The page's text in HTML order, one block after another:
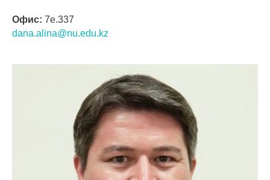
Офис: 7e.337
dana.alina@nu.edu.kz